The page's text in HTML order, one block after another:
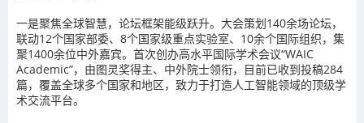
一是聚焦全球智慧，论坛框架能级跃升。大会策划140余场论坛，
联动12个国家部委、8个国家级重点实验室、10余个国际组织，集
聚1400余位中外嘉宾。首次创办高水平国际学术会议“WAIC
Academic”，由图灵奖得主、中外院士领衔，目前已收到投稿284
篇，覆盖全球多个国家和地区，致力于打造人工智能领域的顶级学
术交流平台。